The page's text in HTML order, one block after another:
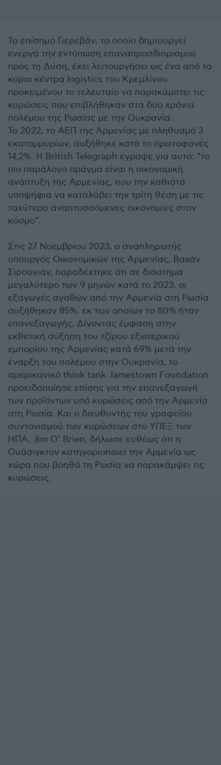
Το επίσημο Γιερεβάν, το οποίο δημιουργεί
ενεργά την εντύπωση επαναπροσδιορισμού
προς τη Δύση, έχει λειτουργήσει ως ένα από τα
κύρια κέντρα logistics του Κρεμλίνου
προκειμένου το τελευταίο να παρακάμπτει τις
κυρώσεις που επιβλήθηκαν στα δύο χρόνια
πολέμου της Ρωσίας με την Ουκρανία.
Το 2022, το ΑΕΠ της Αρμενίας με πληθυσμό 3
εκατομμυρίων, αυξήθηκε κατά το πρωτοφανές
14,2%. Η British Telegraph έγραψε για αυτό: “το
πιο παράλογο πράγμα είναι η οικονομική
ανάπτυξη της Αρμενίας, που την καθιστά
υποψήφια να καταλάβει την τρίτη θέση με τις
ταχύτερα αναπτυσσόμενες οικονομίες στον
κόσμο”.
Στις 27 Νοεμβρίου 2023, ο αναπληρωτής
υπουργός Οικονομικών της Αρμενίας, Βαχάν
Σιρουνιάν, παραδέχτηκε ότι σε διάστημα
μεγαλύτερο των 9 μηνών κατά το 2023, οι
εξαγωγές αγαθών από την Αρμενία στη Ρωσία
αυξήθηκαν 85%, εκ των οποίων το 80% ήταν
επανεξαγωγής. Δίνοντας έμφαση στην
εκθετική αύξηση του τζίρου εξωτερικού
εμπορίου της Αρμενίας κατά 69% μετά την
έναρξη του πολέμου στην Ουκρανία, το
αμερικανικό think tank Jamestown Foundation
προειδοποίησε επίσης για την επανεξαγωγή
των προϊόντων υπό κυρώσεις από την Αρμενία
στη Ρωσία. Και ο διευθυντής του γραφείου
συντονισμού των κυρώσεων στο ΥΠΕΞ των
ΗΠΑ, Jim O’ Brien, δήλωσε ευθέως ότι η
Ουάσιγκτον κατηγοριοποιεί την Αρμενία ως
χώρα που βοηθά τη Ρωσία να παρακάμψει τις
κυρώσεις.